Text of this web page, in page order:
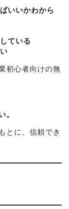
いいかわから
ている
初心者向けの無
。
とに、信頼でき